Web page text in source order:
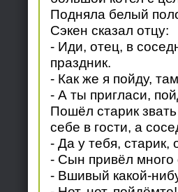
Подняла белый
Сэкен сказал отцу:
- Иди, отец, в
праздник.
- Как же я пойду,
- А ты пригласи,
Пошёл старик
себе в гости, а
- Да у тебя,
- Сын привёл много
- Вшивый какой-